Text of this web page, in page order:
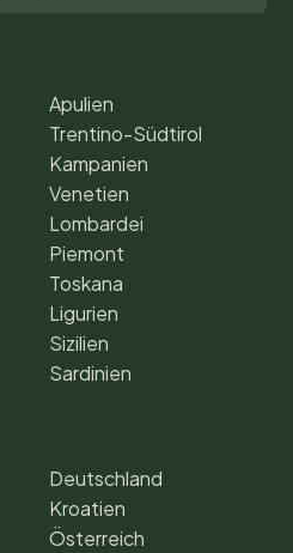
Apulien
Trentino-Südtirol
Kampanien
Venetien
Lombardei
Piemont
Toskana
Ligurien
Sizilien
Sardinien
Deutschland
Kroatien
Österreich